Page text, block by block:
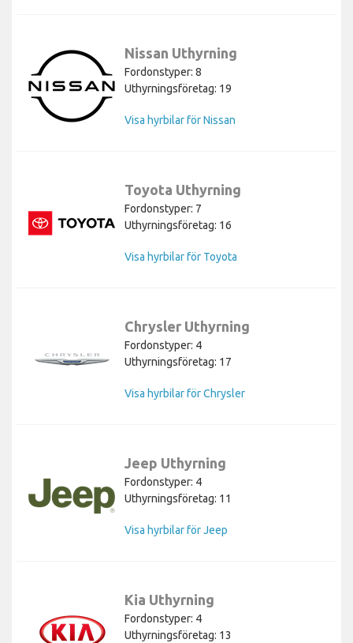
Nissan Uthyrning
Fordonstyper: 8
Uthyrningsföretag: 19
Visa hyrbilar för Nissan
Toyota Uthyrning
Fordonstyper: 7
Uthyrningsföretag: 16
Visa hyrbilar för Toyota
Chrysler Uthyrning
Fordonstyper: 4
Uthyrningsföretag: 17
Visa hyrbilar för Chrysler
Jeep Uthyrning
Fordonstyper: 4
Uthyrningsföretag: 11
Visa hyrbilar för Jeep
Kia Uthyrning
Fordonstyper: 4
Uthyrningsföretag: 13